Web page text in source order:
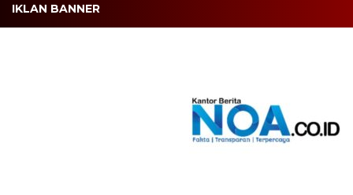
IKLAN BANNER